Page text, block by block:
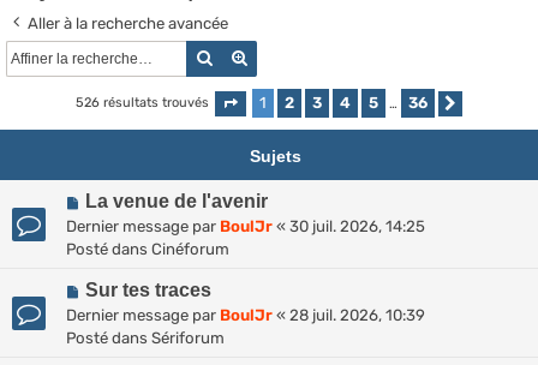
c
Aller à la recherche avancée
Rechercher
526 résultats trouvés Page 1sur 36
1 2 3 4 5 … 36
Sujets
N
o
u
e
a
u
La venue de l'avenir
Dernier message par BoulJr « 30 juil. 2026, 14:25
Posté dans Cinéforum
N
o
u
Sur tes traces
Dernier message par BoulJr « 28 juil. 2026, 10:39
Posté dans Sériforum